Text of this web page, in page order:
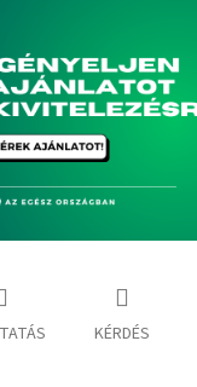
KÉRDÉS